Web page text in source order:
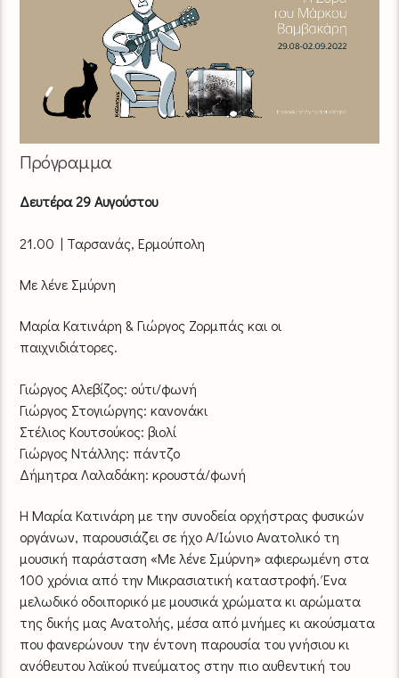
Πρόγραμμα
Δευτέρα 29 Αυγούστου
21.00 | Ταρσανάς, Ερμούπολη
Με λένε Σμύρνη
Μαρία Κατινάρη & Γιώργος Ζορμπάς και οι
παιχνιδιάτορες.
Γιώργος Αλεβίζος: ούτι/φωνή
Γιώργος Στογιώργης: κανονάκι
Στέλιος Κουτσούκος: βιολί
Γιώργος Ντάλλης: πάντζο
Δήμητρα Λαλαδάκη: κρουστά/φωνή
Η Μαρία Κατινάρη με την συνοδεία ορχήστρας φυσικών
οργάνων, παρουσιάζει σε ήχο Α/Ιώνιο Ανατολικό τη
μουσική παράσταση «Με λένε Σμύρνη» αφιερωμένη στα
100 χρόνια από την Μικρασιατική καταστροφή. Ένα
μελωδικό οδοιπορικό με μουσικά χρώματα κι αρώματα
της δικής μας Ανατολής, μέσα από μνήμες κι ακούσματα
που φανερώνουν την έντονη παρουσία του γνήσιου κι
ανόθευτου λαϊκού πνεύματος στην πιο αυθεντική του